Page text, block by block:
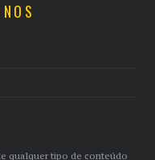
qualquer tipo de conteúdo